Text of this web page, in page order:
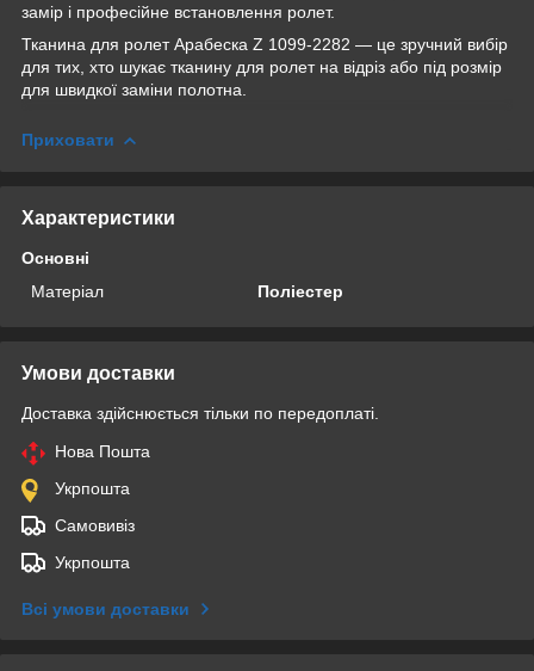
замір і професійне встановлення ролет.
Тканина для ролет Арабеска Z 1099-2282 — це зручний вибір
для тих, хто шукає тканину для ролет на відріз або під розмір
для швидкої заміни полотна.
Приховати
Характеристики
Основні
Матеріал
Поліестер
Умови доставки
Доставка здійснюється тільки по передоплаті.
Нова Пошта
Укрпошта
Самовивіз
Укрпошта
Всі умови доставки